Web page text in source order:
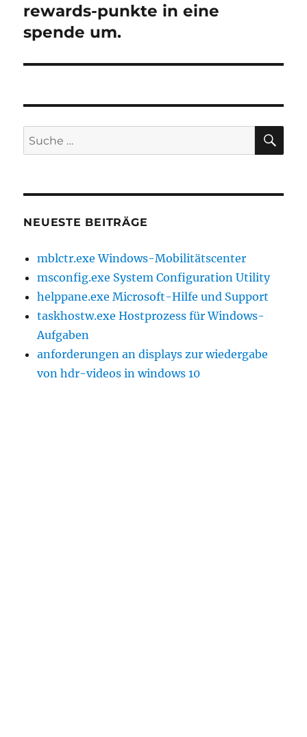
Beitrag:
rewards-punkte in eine
spende um.
Suche
nach:
NEUESTE BEITRÄGE
mblctr.exe Windows-Mobilitätscenter
msconfig.exe System Configuration Utility
helppane.exe Microsoft-Hilfe und Support
taskhostw.exe Hostprozess für Windows-
Aufgaben
anforderungen an displays zur wiedergabe
von hdr-videos in windows 10